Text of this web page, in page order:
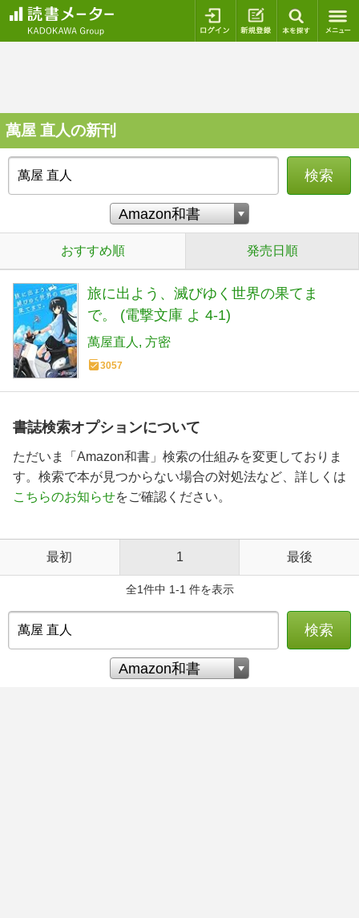
ログイン 新規登録
萬屋 直人の新刊
検索
おすすめ順 発売日順
旅に出よう、滅びゆく世界の果てま
で。 (電撃文庫 よ 4-1)
萬屋直人 方密
3057
書誌検索オプションについて
ただいま「Amazon和書」検索の仕組みを変更しておりま
す。検索で本が見つからない場合の対処法など、詳しくは
こちらのお知らせをご確認ください。
最初 1 最後
全1件中 1-1 件を表示
検索